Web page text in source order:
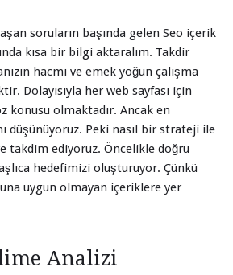
soruların başında gelen Seo içerik
kısa bir bilgi aktaralım. Takdir
hacmi ve emek yoğun çalışma
Dolayısıyla her web sayfası için
konusu olmaktadır. Ancak en
düşünüyoruz. Peki nasıl bir strateji ile
takdim ediyoruz. Öncelikle doğru
hedefimizi oluşturuyor. Çünkü
uygun olmayan içeriklere yer
Analizi